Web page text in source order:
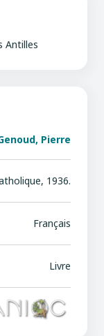
Antilles
Pierre
1936.
Français
Livre